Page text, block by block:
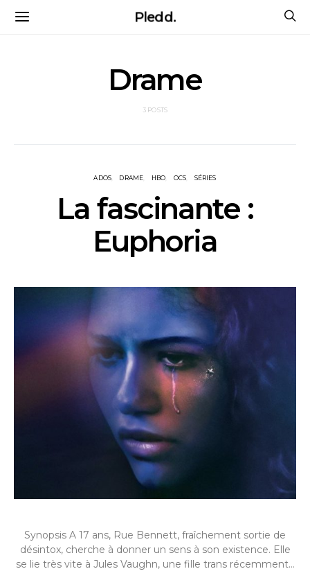
Pledd.
Drame
3 POSTS
ADOS DRAME HBO OCS SÉRIES
La fascinante :
Euphoria
Synopsis A 17 ans, Rue Bennett, fraîchement sortie de
désintox, cherche à donner un sens à son existence. Elle
se lie très vite à Jules Vaughn, une fille trans récemment…